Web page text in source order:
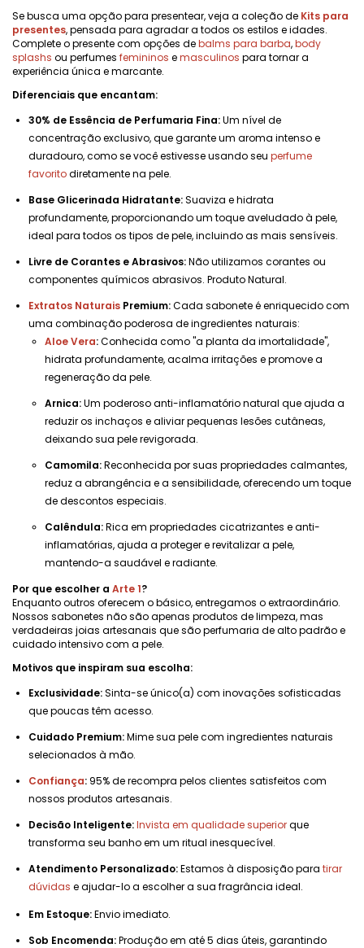
Se busca uma opção para presentear, veja a coleção de Kits para
presentes, pensada para agradar a todos os estilos e idades.
Complete o presente com opções debalms para barba,body
splashs ou perfumes femininos emasculinos para tornar a
experiência única e marcante.
Diferenciais que encantam:
30% de Essência de Perfumaria Fina:Um nível de
concentração exclusivo, que garante um aroma intenso e
duradouro, como se você estivesse usando seu perfume
favoritodiretamente na pele.
Base Glicerinada Hidratante:Suaviza e hidrata
profundamente, proporcionando um toque aveludado à pele,
ideal para todos os tipos de pele, incluindo as mais sensíveis.
Livre de Corantes e Abrasivos:Não utilizamos corantes ou
componentes químicos abrasivos. Produto Natural.
Extratos Naturais Premium:Cada sabonete é enriquecido com
uma combinação poderosa de ingredientes naturais:
Aloe Vera:Conhecida como "a planta da imortalidade",
hidrata profundamente, acalma irritações e promove a
regeneração da pele.
Arnica:Um poderoso anti-inflamatório natural que ajuda a
reduzir os inchaços e aliviar pequenas lesões cutâneas,
deixando sua pele revigorada.
Camomila:Reconhecida por suas propriedades calmantes,
reduz a abrangência e a sensibilidade, oferecendo um toque
de descontos especiais.
Calêndula:Rica em propriedades cicatrizantes e anti-
inflamatórias, ajuda a proteger e revitalizar a pele,
mantendo-a saudável e radiante.
Por que escolher a Arte 1?
Enquanto outros oferecem o básico, entregamos o extraordinário.
Nossos sabonetes não são apenas produtos de limpeza, mas
verdadeiras joias artesanais que são perfumaria de alto padrão e
cuidado intensivo com a pele.
Motivos que inspiram sua escolha:
Exclusividade:Sinta-se único(a) com inovações sofisticadas
que poucas têm acesso.
Cuidado Premium:Mime sua pele com ingredientes naturais
selecionados à mão.
Confiança: 95% de recompra pelos clientes satisfeitos com
nossos produtos artesanais.
Decisão Inteligente:Invista em qualidade superiorque
transforma seu banho em um ritual inesquecível.
Atendimento Personalizado:Estamos à disposição para tirar
dúvidas e ajudar-lo a escolher a sua fragrância ideal.
Em Estoque:Envio imediato.
Sob Encomenda:Produção em até 5 dias úteis, garantindo